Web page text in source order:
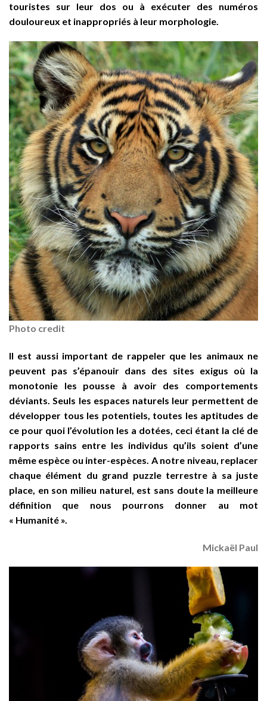
touristes sur leur dos ou à exécuter des numéros
douloureux et inappropriés à leur morphologie.
Photo credit
Il est aussi important de rappeler que les animaux ne
peuvent pas s’épanouir dans des sites exigus où la
monotonie les pousse à avoir des comportements
déviants. Seuls les espaces naturels leur permettent de
développer tous les potentiels, toutes les aptitudes de
ce pour quoi l’évolution les a dotées, ceci étant la clé de
rapports sains entre les individus qu’ils soient d’une
même espèce ou inter-espèces. A notre niveau, replacer
chaque élément du grand puzzle terrestre à sa juste
place, en son milieu naturel, est sans doute la meilleure
définition que nous pourrons donner au mot
« Humanité ».
Mickaël Paul